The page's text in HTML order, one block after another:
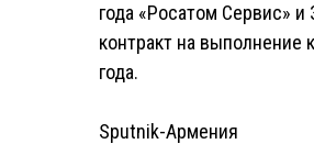
года «Росатом Сервис»
контракт на выполнение
года.
Sputnik-Армения